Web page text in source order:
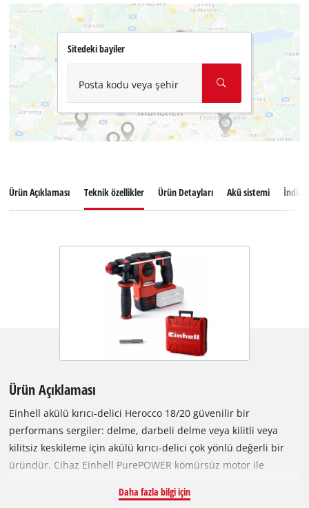
Sitedeki bayiler
Posta kodu veya şehir
Ürün Açıklaması Teknik özellikler Ürün Detayları Akü sistemi
Ürün Açıklaması
Einhell akülü kırıcı-delici Herocco 18/20 güvenilir bir
performans sergiler: delme, darbeli delme veya kilitli veya
kilitsiz keskileme için akülü kırıcı-delici çok yönlü değerli bir
üründür. Cihaz Einhell PurePOWER kömürsüz motor ile
fırçalı motorlara göre daha fazla güç ve daha uzun çalışma
Daha fazla bilgi için